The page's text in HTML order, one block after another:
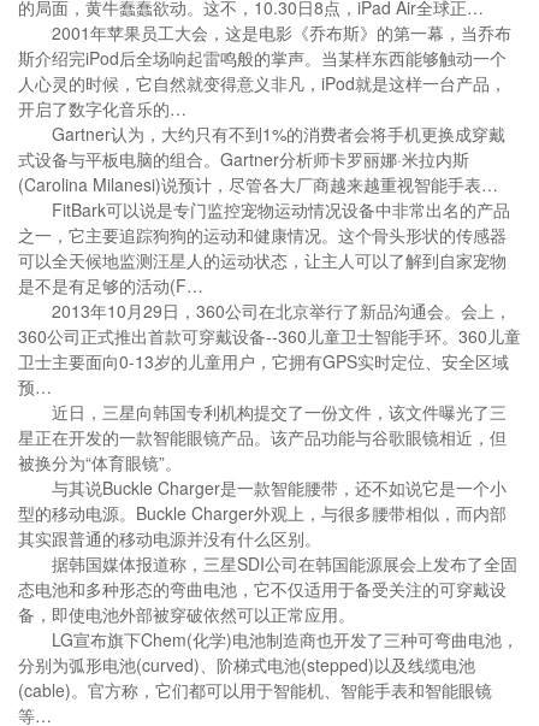
的局面，黄牛蠢蠢欲动。这不，10.30日8点，iPad Air全球正…
2001年苹果员工大会，这是电影《乔布斯》的第一幕，当乔布
斯介绍完iPod后全场响起雷鸣般的掌声。当某样东西能够触动一个
人心灵的时候，它自然就变得意义非凡，iPod就是这样一台产品，
开启了数字化音乐的…
Gartner认为，大约只有不到1%的消费者会将手机更换成穿戴
式设备与平板电脑的组合。Gartner分析师卡罗丽娜·米拉内斯
(Carolina Milanesi)说预计，尽管各大厂商越来越重视智能手表…
FitBark可以说是专门监控宠物运动情况设备中非常出名的产品
之一，它主要追踪狗狗的运动和健康情况。这个骨头形状的传感器
可以全天候地监测汪星人的运动状态，让主人可以了解到自家宠物
是不是有足够的活动(F…
2013年10月29日，360公司在北京举行了新品沟通会。会上，
360公司正式推出首款可穿戴设备--360儿童卫士智能手环。360儿童
卫士主要面向0-13岁的儿童用户，它拥有GPS实时定位、安全区域
预…
近日，三星向韩国专利机构提交了一份文件，该文件曝光了三
星正在开发的一款智能眼镜产品。该产品功能与谷歌眼镜相近，但
被换分为“体育眼镜”。
与其说Buckle Charger是一款智能腰带，还不如说它是一个小
型的移动电源。Buckle Charger外观上，与很多腰带相似，而内部
其实跟普通的移动电源并没有什么区别。
据韩国媒体报道称，三星SDI公司在韩国能源展会上发布了全固
态电池和多种形态的弯曲电池，它不仅适用于备受关注的可穿戴设
备，即使电池外部被穿破依然可以正常应用。
LG宣布旗下Chem(化学)电池制造商也开发了三种可弯曲电池，
分别为弧形电池(curved)、阶梯式电池(stepped)以及线缆电池
(cable)。官方称，它们都可以用于智能机、智能手表和智能眼镜
等…